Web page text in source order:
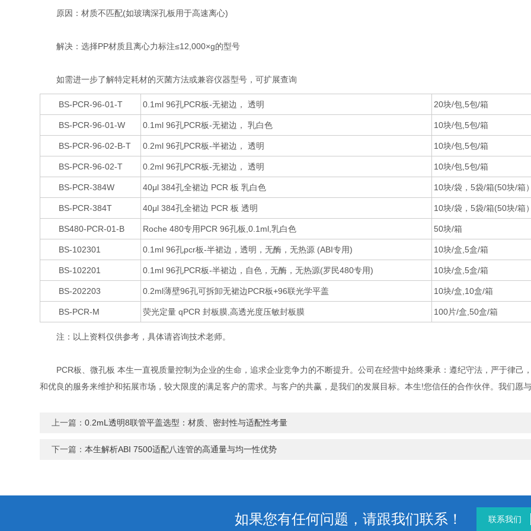
原因‌：材质不匹配(如玻璃深孔板用于高速离心)
解决‌：选择PP材质且离心力标注≤12,000×g的型号‌
如需进一步了解特定耗材的灭菌方法或兼容仪器型号，可扩展查询
BS-PCR-96-01-T 0.1ml 96孔PCR板-无裙边， 透明 20块/包,5包/箱
BS-PCR-96-01-W 0.1ml 96孔PCR板-无裙边， 乳白色 10块/包,5包/箱
BS-PCR-96-02-B-T 0.2ml 96孔PCR板-半裙边， 透明 10块/包,5包/箱
BS-PCR-96-02-T 0.2ml 96孔PCR板-无裙边， 透明 10块/包,5包/箱
BS-PCR-384W 40μl 384孔全裙边 PCR 板 乳白色 10块/袋，5袋/箱(50块/箱
BS-PCR-384T 40μl 384孔全裙边 PCR 板 透明 10块/袋，5袋/箱(50块/箱
BS480-PCR-01-B Roche 480专用PCR 96孔板,0.1ml,乳白色 50块/箱
BS-102301 0.1ml 96孔pcr板-半裙边，透明，无酶，无热源 (ABI专用) 10块/盒,5盒/箱
BS-102201 0.1ml 96孔PCR板-半裙边，自色，无酶，无热源(罗民480专用) 10块/盒,5盒/箱
BS-202203 0.2ml薄壁96孔可拆卸无裙边PCR板+96联光学平盖 10块/盒,10盒/箱
BS-PCR-M 荧光定量 qPCR 封板膜,高透光度压敏封板膜 100片/盒,50盒/箱
注：以上资料仅供参考，具体请咨询技术老师。
PCR板、微孔板 本生一直视质量控制为企业的生命，追求企业竞争力的不断提升。公司在经营中始终秉承：遵纪守法，严于律己
和优良的服务来维护和拓展市场，较大限度的满足客户的需求。与客户的共赢，是我们的发展目标。本生!您信任的合作伙伴。我们愿
上一篇：0.2mL透明8联管平盖选型：材质、密封性与适配性考量
下一篇：本生解析ABI 7500适配八连管的高通量与均一性优势
如果您有任何问题，请跟我们联系！ 联系我们